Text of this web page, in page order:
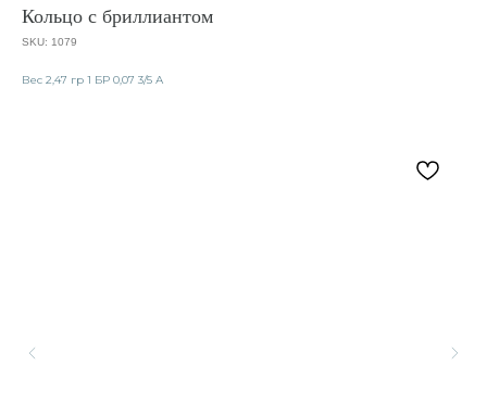
Кольцо с бриллиантом
SKU: 1079
Вес 2,47 гр 1 БР 0,07 3/5 А